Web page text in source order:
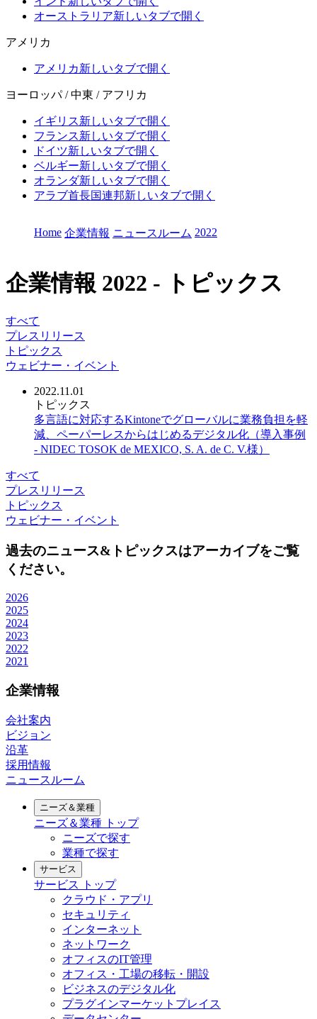
オーストラリア新しいタブで開く
アメリカ
アメリカ新しいタブで開く
ヨーロッパ / 中東 / アフリカ
イギリス新しいタブで開く
フランス新しいタブで開く
ドイツ新しいタブで開く
ベルギー新しいタブで開く
オランダ新しいタブで開く
アラブ首長国連邦新しいタブで開く
Home 企業情報 ニュースルーム 2022
企業情報 2022 - トピックス
すべて
プレスリリース
トピックス
ウェビナー・イベント
2022.11.01
トピックス
多言語に対応するKintoneでグローバルに業務負担を軽
減、ペーパーレスからはじめるデジタル化（導入事例
- NIDEC TOSOK de MEXICO, S. A. de C. V.様）
すべて
プレスリリース
トピックス
ウェビナー・イベント
過去のニュース&トピックスはアーカイブをご覧
ください。
2026
2025
2024
2023
2022
2021
企業情報
会社案内
ビジョン
沿革
採用情報
ニュースルーム
ニーズ＆業種
ニーズ＆業種 トップ
ニーズで探す
業種で探す
サービス
サービス
トップ
クラウド・アプリ
セキュリティ
インターネット
ネットワーク
オフィスのIT管理
オフィス・工場の移転・開設
ビジネスのデジタル化
プラグインマーケットプレイス